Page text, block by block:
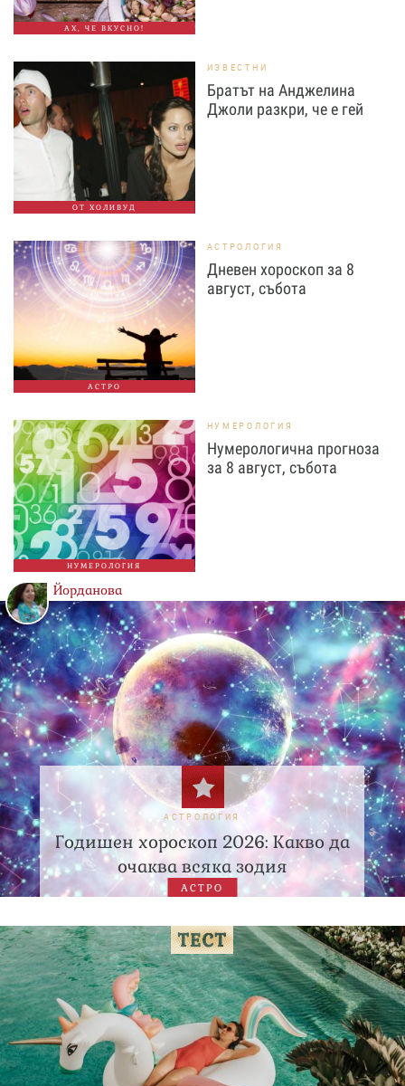
АХ, ЧЕ ВКУСНО!
ОТ ХОЛИВУД
ИЗВЕСТНИ
Братът на Анджелина
Джоли разкри, че е гей
АСТРО
АСТРОЛОГИЯ
Дневен хороскоп за 8
август, събота
НУМЕРОЛОГИЯ
НУМЕРОЛОГИЯ
Нумерологична прогноза
за 8 август, събота
Йорданова
АСТРОЛОГИЯ
Годишен хороскоп 2026: Какво да
очаква всяка зодия
АСТРО